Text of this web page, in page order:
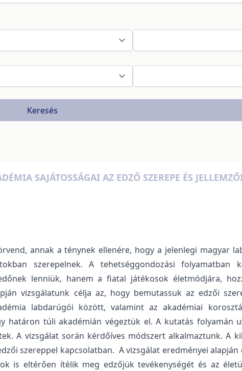
Keresés
SAJÁTOSSÁGAI AZ EDZŐ SZEREPE ÉS
annak a ténynek ellenére, hogy a jelenlegi magyar
szerepelnek. A tehetséggondozási folyamatban
lenniük, hanem a fiatal játékosok életmódjára,
vizsgálatunk célja az, hogy bemutassuk az edzői
labdarúgói között, valamint az akadémiai
határon túli akadémián végeztük el. A kutatás folyamán
A vizsgálat során kérdőíves módszert alkalmaztunk. A
szereppel kapcsolatban. A vizsgálat eredményei
is eltérően ítélik meg edzőjük tevékenységét és az